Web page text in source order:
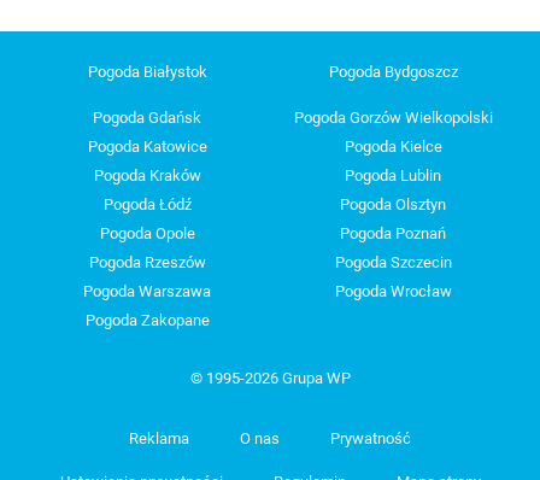
Pogoda Białystok Pogoda Bydgoszcz
Pogoda Gdańsk
Pogoda Gorzów Wielkopolski
Pogoda Katowice
Pogoda Kielce
Pogoda Kraków
Pogoda Lublin
Pogoda Łódź
Pogoda Olsztyn
Pogoda Opole
Pogoda Poznań
Pogoda Rzeszów
Pogoda Szczecin
Pogoda Warszawa
Pogoda Wrocław
Pogoda Zakopane
© 1995-2026 Grupa WP
Reklama O nas Prywatność